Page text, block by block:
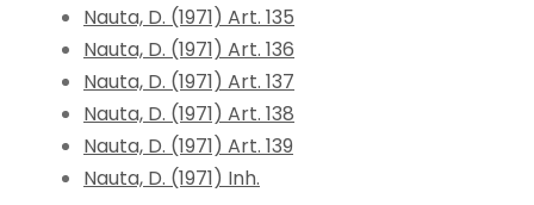
Nauta, D. (1971) Art. 135
Nauta, D. (1971) Art. 136
Nauta, D. (1971) Art. 137
Nauta, D. (1971) Art. 138
Nauta, D. (1971) Art. 139
Nauta, D. (1971) Inh.